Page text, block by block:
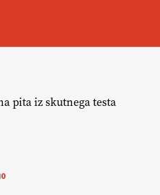
VEČ
#CAP
14.07.2026
2sllAmcKwG
pita iz skutnega testa
0